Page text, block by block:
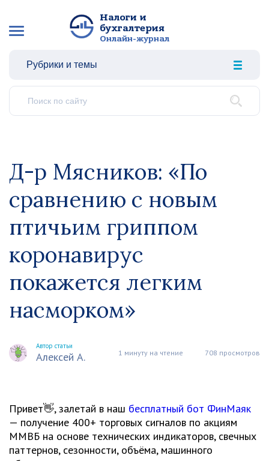
Налоги и
бухгалтерия
Онлайн-журнал
Рубрики и темы
Д-р Мясников: «По
сравнению с новым
птичьим гриппом
коронавирус
покажется легким
насморком»
Автор статьи
Алексей А. 1 минуту на чтение 708 просмотров
Привет👋, залетай в наш бесплатный бот ФинМаяк
— получение 400+ торговых сигналов по акциям
ММВБ на основе технических индикаторов, свечных
паттернов, сезонности, объёма, машинного